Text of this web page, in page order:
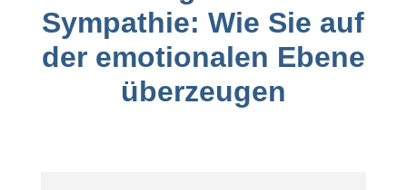
Sympathie: Wie Sie auf
der emotionalen Ebene
überzeugen